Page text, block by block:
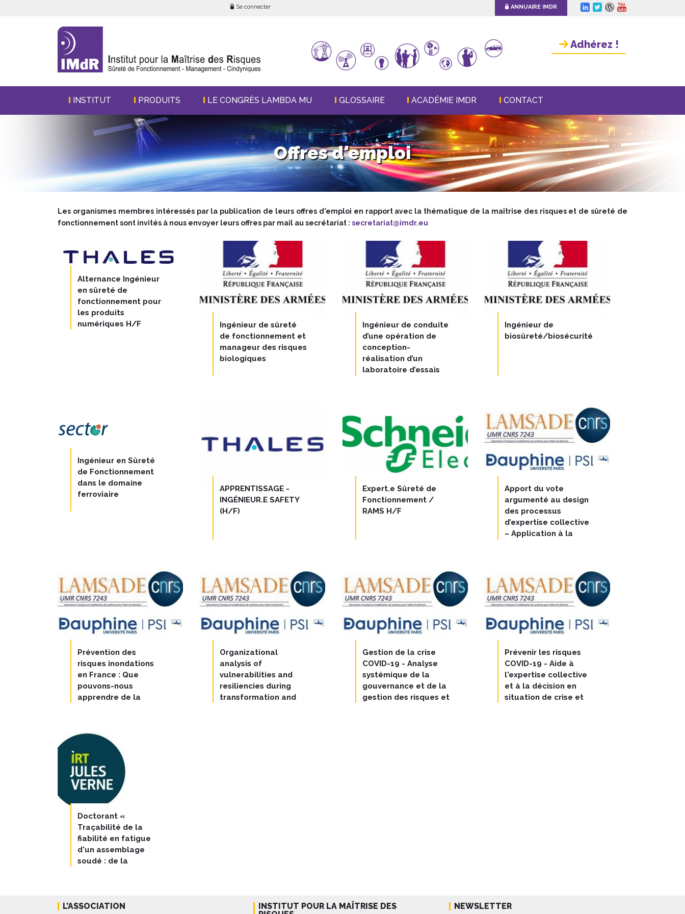
Se connecter ANNUAIRE IMDR
Adhérez !
INSTITUT PRODUITS LE CONGRÈS LAMBDA MU GLOSSAIRE ACADÉMIE IMDR CONTACT
Offres d'emploi
Les organismes membres intéressés par la publication de leurs offres d'emploi en rapport avec la thématique de la maîtrise des risques et de sûreté de
fonctionnement sont invités à nous envoyer leurs offres par mail au secrétariat : secretariat@imdr.eu
Alternance Ingénieur
en sûreté de
fonctionnement pour
les produits
numériques H/F
Ingénieur de sûreté
de fonctionnement et
manageur des risques
biologiques
Ingénieur de conduite
d’une opération de
conception-
réalisation d’un
laboratoire d’essais
Ingénieur de
biosûreté/biosécurité
Ingénieur en Sûreté
de Fonctionnement
dans le domaine
ferroviaire
APPRENTISSAGE -
INGÉNIEUR.E SAFETY
(H/F)
Expert.e Sûreté de
Fonctionnement /
RAMS H/F
Apport du vote
argumenté au design
des processus
d’expertise collective
– Application à la
santé
Prévention des
risques inondations
en France : Que
pouvons-nous
apprendre de la
Organizational
analysis of
vulnerabilities and
resiliencies during
transformation and
Gestion de la crise
COVID-19 - Analyse
systémique de la
gouvernance et de la
gestion des risques et
Prévenir les risques
COVID-19 - Aide à
l'expertise collective
et à la décision en
situation de crise et
Doctorant «
Traçabilité de la
fiabilité en fatigue
d'un assemblage
soudé : de la
L’ASSOCIATION
INSTITUT POUR LA MAÎTRISE DES
NEWSLETTER